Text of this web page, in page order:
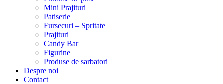
Mini Prajituri
Patiserie
Fursecuri – Spritate
Prajituri
Candy Bar
Figurine
Produse de sarbatori
Despre noi
Contact